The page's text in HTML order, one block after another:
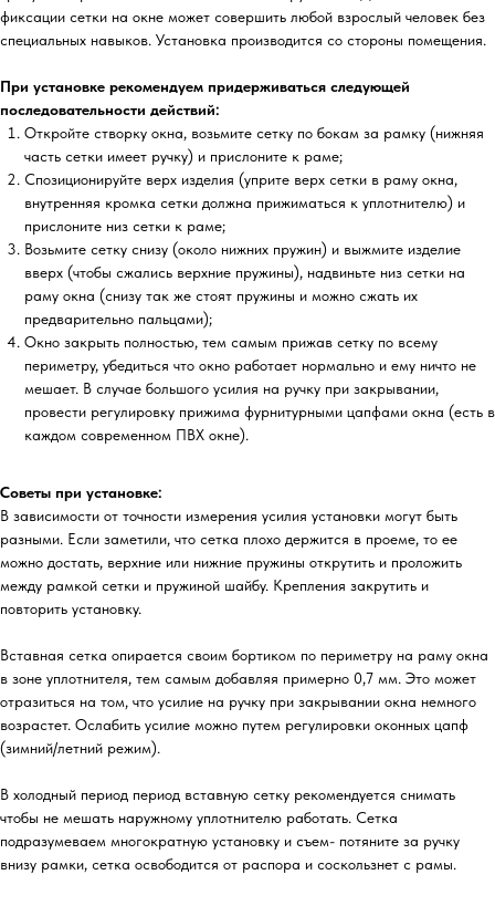
фиксации сетки на окне может совершить любой взрослый человек без
специальных навыков. Установка производится со стороны помещения.
При установке рекомендуем придерживаться следующей
последовательности действий:
Откройте створку окна, возьмите сетку по бокам за рамку (нижняя
часть сетки имеет ручку) и прислоните к раме;
Спозиционируйте верх изделия (уприте верх сетки в раму окна,
внутренняя кромка сетки должна прижиматься к уплотнителю) и
прислоните низ сетки к раме;
Возьмите сетку снизу (около нижних пружин) и выжмите изделие
вверх (чтобы сжались верхние пружины), надвиньте низ сетки на
раму окна (снизу так же стоят пружины и можно сжать их
предварительно пальцами);
Окно закрыть полностью, тем самым прижав сетку по всему
периметру, убедиться что окно работает нормально и ему ничто не
мешает. В случае большого усилия на ручку при закрывании,
провести регулировку прижима фурнитурными цапфами окна (есть в
каждом современном ПВХ окне).
Советы при установке:
В зависимости от точности измерения усилия установки могут быть
разными. Если заметили, что сетка плохо держится в проеме, то ее
можно достать, верхние или нижние пружины открутить и проложить
между рамкой сетки и пружиной шайбу. Крепления закрутить и
повторить установку.
Вставная сетка опирается своим бортиком по периметру на раму окна
в зоне уплотнителя, тем самым добавляя примерно 0,7 мм. Это может
отразиться на том, что усилие на ручку при закрывании окна немного
возрастет. Ослабить усилие можно путем регулировки оконных цапф
(зимний/летний режим).
В холодный период период вставную сетку рекомендуется снимать
чтобы не мешать наружному уплотнителю работать. Сетка
подразумеваем многократную установку и съем- потяните за ручку
внизу рамки, сетка освободится от распора и соскользнет с рамы.